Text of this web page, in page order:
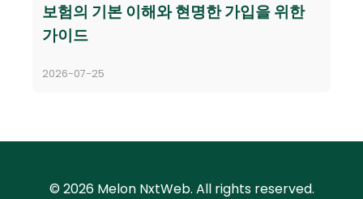
보험의 기본 이해와 현명한 가입을 위한
가이드
2026-07-25
© 2026 Melon NxtWeb. All rights reserved.